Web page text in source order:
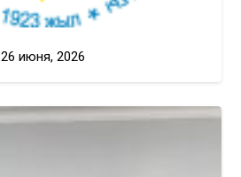
26 июня, 2026